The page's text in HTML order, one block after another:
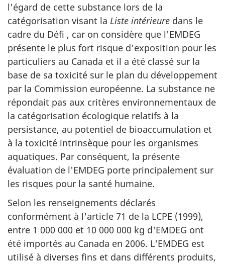
l'égard de cette substance lors de la
catégorisation visant la Liste intérieure dans le
cadre du Défi , car on considère que l'EMDEG
présente le plus fort risque d'exposition pour les
particuliers au Canada et il a été classé sur la
base de sa toxicité sur le plan du développement
par la Commission européenne. La substance ne
répondait pas aux critères environnementaux de
la catégorisation écologique relatifs à la
persistance, au potentiel de bioaccumulation et
à la toxicité intrinsèque pour les organismes
aquatiques. Par conséquent, la présente
évaluation de l'EMDEG porte principalement sur
les risques pour la santé humaine.
Selon les renseignements déclarés
conformément à l'article 71 de la LCPE (1999),
entre 1 000 000 et 10 000 000 kg d'EMDEG ont
été importés au Canada en 2006. L'EMDEG est
utilisé à diverses fins et dans différents produits,